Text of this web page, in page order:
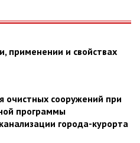
применении и свойствах
очистных сооружений при
программы
города-курорта